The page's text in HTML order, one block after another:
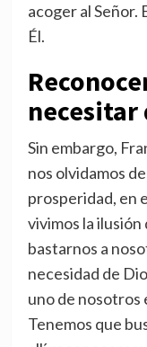
acoger al Señor.
Él.
necesitar
Sin embargo,
nos olvidamos
prosperidad, en
vivimos la
bastarnos a
necesidad de
uno de nosotros
Tenemos que